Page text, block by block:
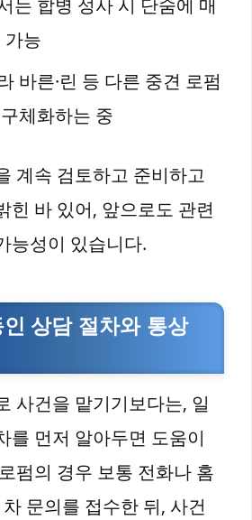
는 합병 성사 시 단숨에 매
가능
바른·린 등 다른 중견 로펌
체화하는 중
계속 검토하고 준비하고
힌 바 있어, 앞으로도 관련
능성이 있습니다.
상담 절차와 통상
사건을 맡기기보다는, 일
를 먼저 알아두면 도움이
펌의 경우 보통 전화나 홈
문의를 접수한 뒤, 사건